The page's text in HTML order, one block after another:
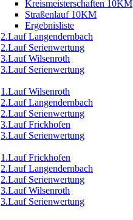
Kreismeisterschaften 10KM
Straßenlauf 10KM
Ergebnisliste
2.Lauf Langendernbach
2.Lauf Serienwertung
3.Lauf Wilsenroth
3.Lauf Serienwertung
1.Lauf Wilsenroth
2.Lauf Langendernbach
2.Lauf Serienwertung
3.Lauf Frickhofen
3.Lauf Serienwertung
1.Lauf Frickhofen
2.Lauf Langendernbach
2.Lauf Serienwertung
3.Lauf Wilsenroth
3.Lauf Serienwertung